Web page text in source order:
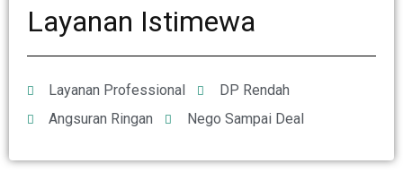
Layanan Istimewa
Layanan Professional
DP Rendah
Angsuran Ringan
Nego Sampai Deal